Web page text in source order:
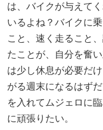
は、バイクが与えて
いるよね？バイクに
こと、速く走ること
たことが、自分を奮
は少し休息が必要だ
がる週末になるはず
を入れてムジェロに
に頑張りたい。